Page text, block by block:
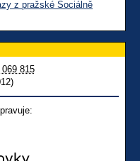
z pražské Sociálně
069 815